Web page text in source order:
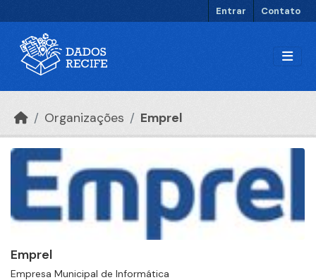
Entrar Contato
Organizações Emprel
Emprel
Empresa Municipal de Informática